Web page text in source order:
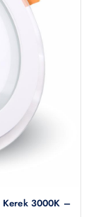
Kerek 3000K –